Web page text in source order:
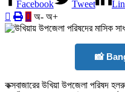
Facebook Tweet
অ- অ+
📸
‎কক্সবাজারের উখিয়া উপজেলা পরিষদ